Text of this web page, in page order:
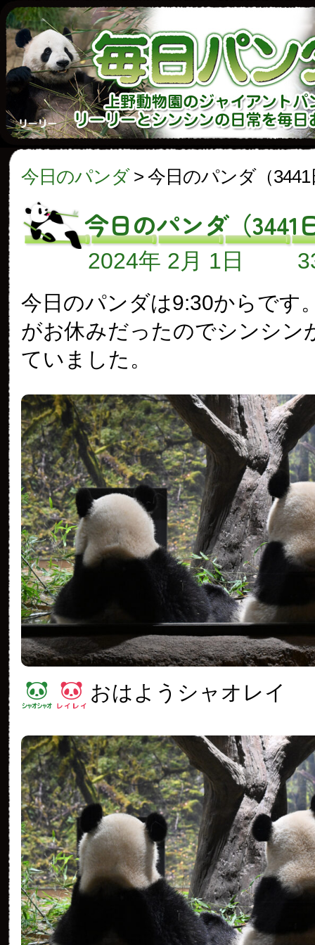
今日のパンダ> 今日のパンダ（3441
今日のパンダ（3441
2024年 2月 1日
今日のパンダは9:30からです
がお休みだったのでシンシン
ていました。
おはようシャオレイ